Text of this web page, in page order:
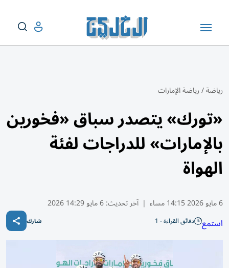
رياضة/رياضة الإمارات
«تورك» يتصدر سباق «فخورين
بالإمارات» للدراجات لفئة
الهواة
6 مايو 2026 14:15 مساء | آخر تحديث:6 مايو 14:29 2026
استمع دقائق القراءة - 1 شارك